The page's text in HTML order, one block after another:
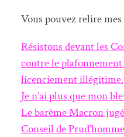
Vous pouvez relire
Résistons devant les
contre le
licenciement illégitime.
Je n’ai plus que mon
Le barème Macron
Conseil de